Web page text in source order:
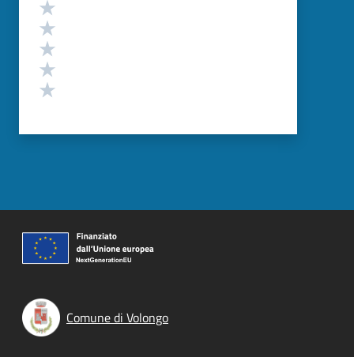
Comune di Volongo